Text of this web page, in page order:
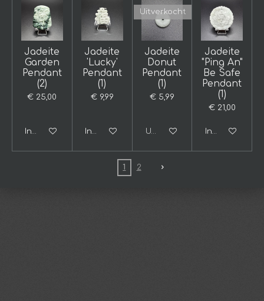
Jadeite
Garden
Pendant
(2)
€ 25,00
In winkelwagen
Jadeite
'Lucky'
Pendant
(1)
€ 9,99
In winkelwagen
Uitverkocht
Jadeite
Donut
Pendant
(1)
€ 5,99
Uitverkocht
Jadeite
"Ping An"
Be Safe
Pendant
(1)
€ 21,00
In
1 2